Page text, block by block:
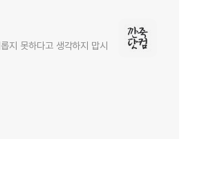
지 못하다고 생각하지 맙시